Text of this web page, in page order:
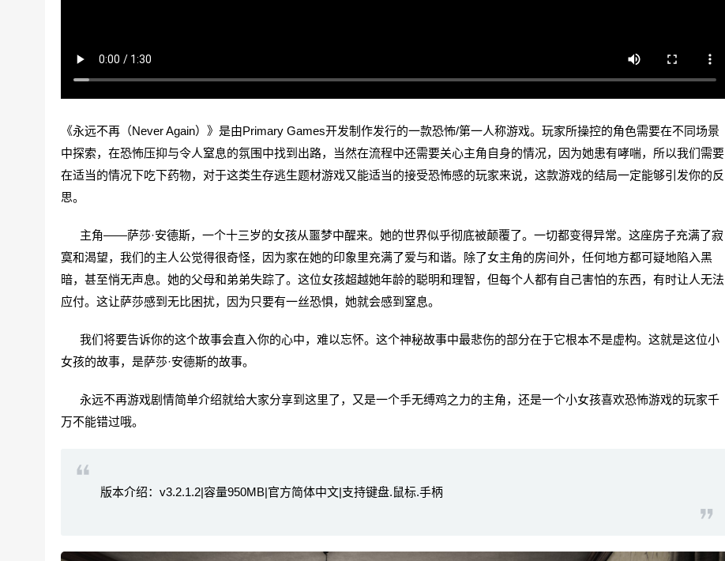
《永远不再（Never Again）》是由Primary Games开发制作发行的一款恐怖/第一人称游戏。玩家所操控的角色需要在不同场景
中探索，在恐怖压抑与令人窒息的氛围中找到出路，当然在流程中还需要关心主角自身的情况，因为她患有哮喘，所以我们需要
在适当的情况下吃下药物，对于这类生存逃生题材游戏又能适当的接受恐怖感的玩家来说，这款游戏的结局一定能够引发你的反
思。
主角——萨莎·安德斯，一个十三岁的女孩从噩梦中醒来。她的世界似乎彻底被颠覆了。一切都变得异常。这座房子充满了寂
寞和渴望，我们的主人公觉得很奇怪，因为家在她的印象里充满了爱与和谐。除了女主角的房间外，任何地方都可疑地陷入黑
暗，甚至悄无声息。她的父母和弟弟失踪了。这位女孩超越她年龄的聪明和理智，但每个人都有自己害怕的东西，有时让人无法
应付。这让萨莎感到无比困扰，因为只要有一丝恐惧，她就会感到窒息。
我们将要告诉你的这个故事会直入你的心中，难以忘怀。这个神秘故事中最悲伤的部分在于它根本不是虚构。这就是这位小
女孩的故事，是萨莎·安德斯的故事。
永远不再游戏剧情简单介绍就给大家分享到这里了，又是一个手无缚鸡之力的主角，还是一个小女孩喜欢恐怖游戏的玩家千
万不能错过哦。
版本介绍：v3.2.1.2|容量950MB|官方简体中文|支持键盘.鼠标.手柄